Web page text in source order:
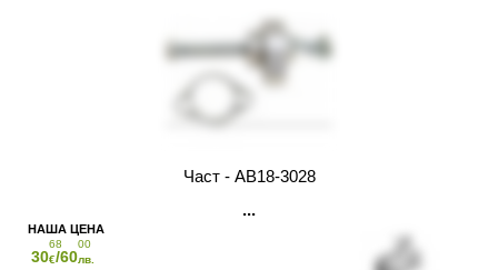
Част - AB18-3028
30
68
€/60
00
лв.